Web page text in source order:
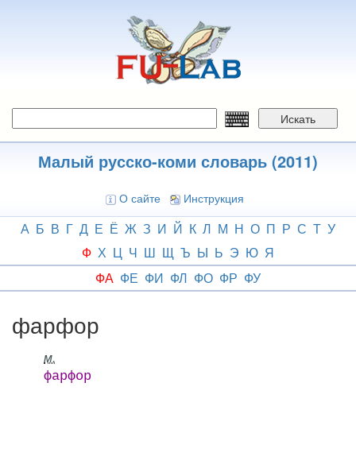
Искать
Малый русско-коми словарь (2011)
О сайте Инструкция
А Б В Г Д Е Ё Ж З И Й К Л М Н О П Р С Т У
Ф Х Ц Ч Ш Щ Ъ Ы Ь Э Ю Я
ФА ФЕ ФИ ФЛ ФО ФР ФУ
фарфор
м.
фарфор